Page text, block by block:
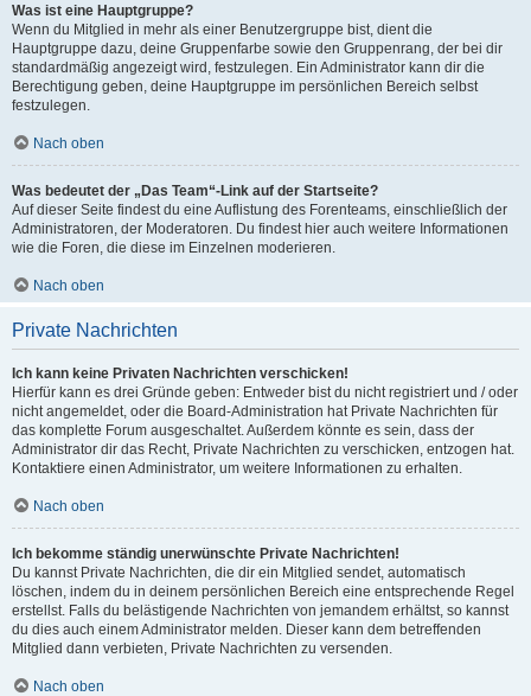
Was ist eine Hauptgruppe?
Wenn du Mitglied in mehr als einer Benutzergruppe bist, dient die
Hauptgruppe dazu, deine Gruppenfarbe sowie den Gruppenrang, der bei dir
standardmäßig angezeigt wird, festzulegen. Ein Administrator kann dir die
Berechtigung geben, deine Hauptgruppe im persönlichen Bereich selbst
festzulegen.
Nach oben
Was bedeutet der „Das Team“-Link auf der Startseite?
Auf dieser Seite findest du eine Auflistung des Forenteams, einschließlich der
Administratoren, der Moderatoren. Du findest hier auch weitere Informationen
wie die Foren, die diese im Einzelnen moderieren.
Nach oben
Private Nachrichten
Ich kann keine Privaten Nachrichten verschicken!
Hierfür kann es drei Gründe geben: Entweder bist du nicht registriert und / oder
nicht angemeldet, oder die Board-Administration hat Private Nachrichten für
das komplette Forum ausgeschaltet. Außerdem könnte es sein, dass der
Administrator dir das Recht, Private Nachrichten zu verschicken, entzogen hat.
Kontaktiere einen Administrator, um weitere Informationen zu erhalten.
Nach oben
Ich bekomme ständig unerwünschte Private Nachrichten!
Du kannst Private Nachrichten, die dir ein Mitglied sendet, automatisch
löschen, indem du in deinem persönlichen Bereich eine entsprechende Regel
erstellst. Falls du belästigende Nachrichten von jemandem erhältst, so kannst
du dies auch einem Administrator melden. Dieser kann dem betreffenden
Mitglied dann verbieten, Private Nachrichten zu versenden.
Nach oben